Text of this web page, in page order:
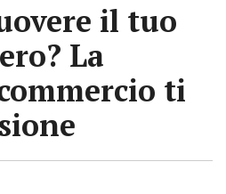
il tuo
La
ti